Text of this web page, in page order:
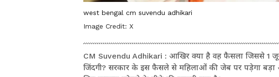
west bengal cm suvendu adhikari
Image Credit: X
CM Suvendu Adhikari : आखिर क्या है वह फैसला जिससे 1
जिंदगी? सरकार के इस फैसले से महिलाओं की जेब पर पड़ेगा